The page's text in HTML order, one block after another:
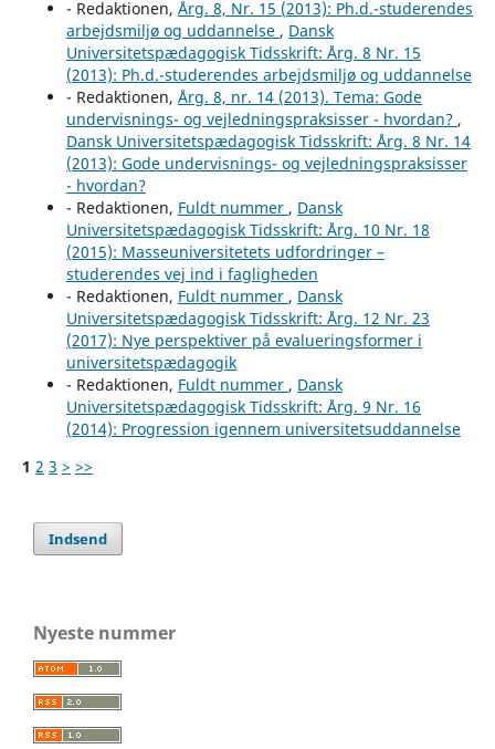
- Redaktionen, Årg. 8, Nr. 15 (2013): Ph.d.-studerendes
arbejdsmiljø og uddannelse , Dansk
Universitetspædagogisk Tidsskrift: Årg. 8 Nr. 15
(2013): Ph.d.-studerendes arbejdsmiljø og uddannelse
- Redaktionen, Årg. 8, nr. 14 (2013). Tema: Gode
undervisnings- og vejledningspraksisser - hvordan? ,
Dansk Universitetspædagogisk Tidsskrift: Årg. 8 Nr. 14
(2013): Gode undervisnings- og vejledningspraksisser
- hvordan?
- Redaktionen, Fuldt nummer , Dansk
Universitetspædagogisk Tidsskrift: Årg. 10 Nr. 18
(2015): Masseuniversitetets udfordringer –
studerendes vej ind i fagligheden
- Redaktionen, Fuldt nummer , Dansk
Universitetspædagogisk Tidsskrift: Årg. 12 Nr. 23
(2017): Nye perspektiver på evalueringsformer i
universitetspædagogik
- Redaktionen, Fuldt nummer , Dansk
Universitetspædagogisk Tidsskrift: Årg. 9 Nr. 16
(2014): Progression igennem universitetsuddannelse
1 2 3 > >>
Indsend
Nyeste nummer